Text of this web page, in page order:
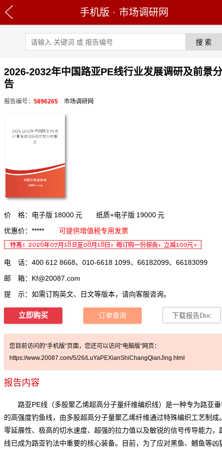
手机版 · 市场调研网
2026-2032年中国路亚PE线行业发展调研及前景
告
报告编号： 5896265 市场调研网
价 格：电子版 18000 元 纸质+电子版 19000 元
优惠价：*****
可提供增值税专用发票
电 话：400 612 8668、010-6618 1099、66182099、66183099
邮 箱： Kf@20087.com
提 示：如需订购英文、日文等版本，请向客服咨询。
立即购买 订单查询 下载报告Doc
您目前访问的“手机版”页面，您还可以访问“电脑版”网页：
https://www.20087.com/5/26/LuYaPEXianShiChangQianJing.html
报告内容
路亚PE线（多股聚乙烯超高分子量纤维编织线）是一种专为路亚垂
的高强度钓鱼线，由多股超高分子量聚乙烯纤维通过特殊编织工艺制成
零延展性、极高的切水速度、超强的拉力值以及敏锐的信号传导能力，
线已成为路亚钓法中重要的核心装备。目前，为了应对黑鱼、鳡鱼等凶